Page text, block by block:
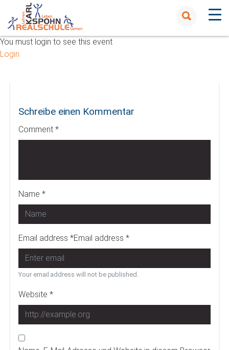
You must login to see this event
Login
Schreibe einen Kommentar
Comment *
Name *
Email address *Email address *
Your email address will not be published.
Website *